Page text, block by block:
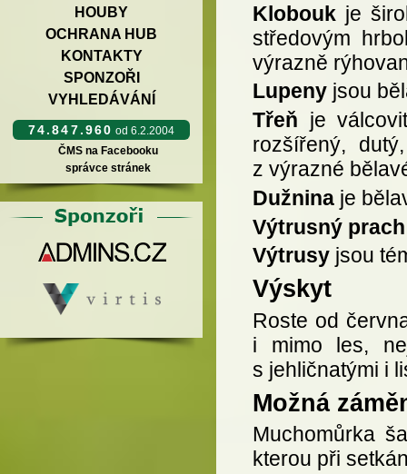
HOUBY
OCHRANA HUB
KONTAKTY
SPONZOŘI
VYHLEDÁVÁNÍ
74.847.960 od 6.2.2004
ČMS na Facebooku
správce stránek
Klobouk je
středovým
výrazně
Lupeny jsou
Třeň je
rozšířený,
z výrazné
Dužnina je
Výtrusný prach
Výtrusy jsou
Výskyt
Roste od
i mimo les,
s jehličnatými i
Možná
Muchomůrka
kterou při